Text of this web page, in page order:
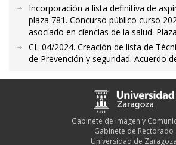
Incorporación a lista definitiva de
plaza 781. Concurso público curso
asociado en ciencias de la salud.
CL-04/2024. Creación de lista de
de Prevención y seguridad. Acuerdo
Gabinete de Imagen y
Gabinete de Rectorado
Universidad de Zaragoza